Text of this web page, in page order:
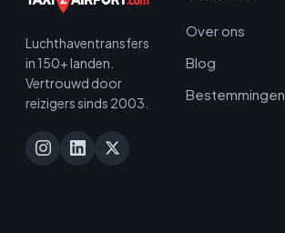
Luchthaventransfers
in 150+ landen.
Vertrouwd door
reizigers sinds 2003.
Over ons
Blog
Bestemmingen